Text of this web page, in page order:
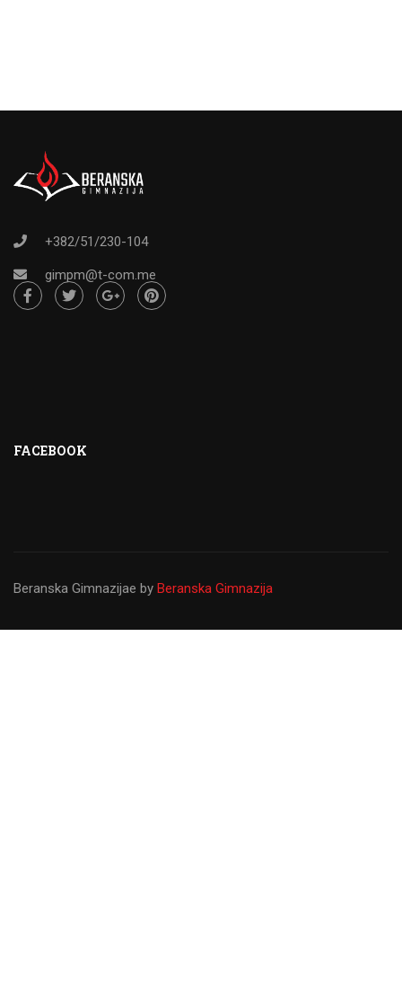
+382/51/230-104
gimpm@t-com.me
FACEBOOK
Beranska Gimnazijae by Beranska Gimnazija